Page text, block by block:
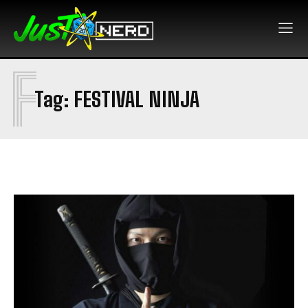
Tag: FESTIVAL NINJA
F